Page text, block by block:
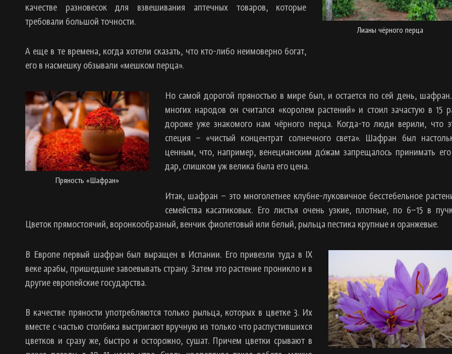
Лианы чёрного перца
качестве разновесок для взвешивания аптечных товаров, которые
требовали большой точности.
А еще в те времена, когда хотели сказать, что кто-либо неимоверно богат,
его в насмешку обзывали «мешком перца».
Пряность «Шафран»
Но самой дорогой пряностью в мире был, и остается по сей день,
многих народов он считался «королем растений» и стоил зачастую в 15
дороже уже знакомого нам чёрного перца. Когда-то люди верили, что
специя – «чистый концентрат солнечного света». Шафран был
ценным, что, например, венецианским до́жам запрещалось принимать
дар, слишком уж велика была его цена.
Итак, шафран – это многолетнее клубне-луковичное бесстебельное
семейства касатиковых. Его листья очень узкие, плотные, по 6–15 в
Цветок прямостоячий, воронкообразный, венчик фиолетовый или белый, рыльца пестика крупные и оранжевые.
В Европе первый шафран был выращен в Испании. Его привезли туда в IX
веке арабы, пришедшие завоевывать страну. Затем это растение проникло и в
другие европейские государства.
В качестве пряности употребляются только рыльца, которых в цветке 3. Их
вместе с частью столбика выстригают вручную из только что распустившихся
цветков и сразу же, быстро и осторожно, сушат. Причем цветки срывают в